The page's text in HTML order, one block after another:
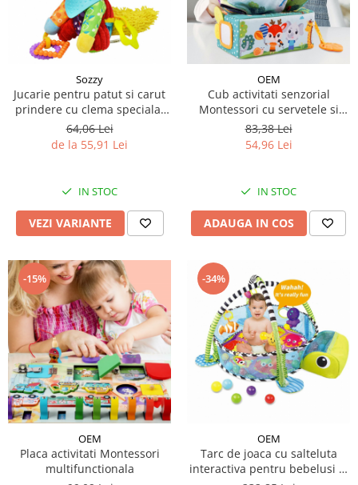
Sozzy
Jucarie pentru patut si carut
prindere cu clema speciala,
accesorii dentitie
64,06 Lei
de la 55,91 Lei
IN STOC
VEZI VARIANTE
OEM
Cub activitati senzorial
Montessori cu servetele si
oglinda Animale
83,38 Lei
54,96 Lei
IN STOC
ADAUGA IN COS
-15%
OEM
Placa activitati Montessori
multifunctionala
-34%
OEM
Tarc de joaca cu salteluta
interactiva pentru bebelusi si